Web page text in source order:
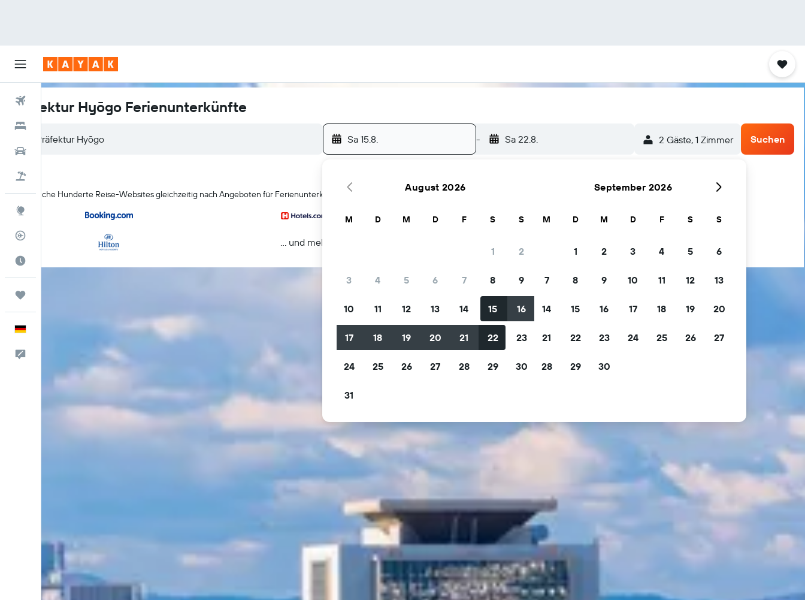
Flüge
Präfektur Hyōgo Ferienunterkünfte
Sa 15.8. - Sa 22.8. 2 Gäste, 1 Zimmer Suchen
Durchsuche Hunderte Reise-Websites gleichzeitig nach Angeboten für Ferienunterkünfte in Präfektur Hyōgo
… und mehr
August 2026
M D M D F S S
1 2
3 4 5 6 7 8 9
10 11 12 13 14 15 16
17 18 19 20 21 22 23
24 25 26 27 28 29 30
31
September 2026
M D M D F S S
1 2 3 4 5 6
7 8 9 10 11 12 13
14 15 16 17 18 19 20
21 22 23 24 25 26 27
28 29 30